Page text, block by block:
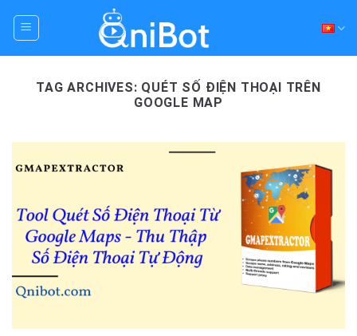
TAG ARCHIVES: QUÉT SỐ ĐIỆN THOẠI TRÊN
GOOGLE MAP